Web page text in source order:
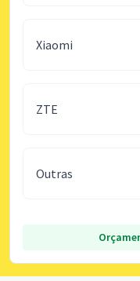
Xiaomi
ZTE
Outras